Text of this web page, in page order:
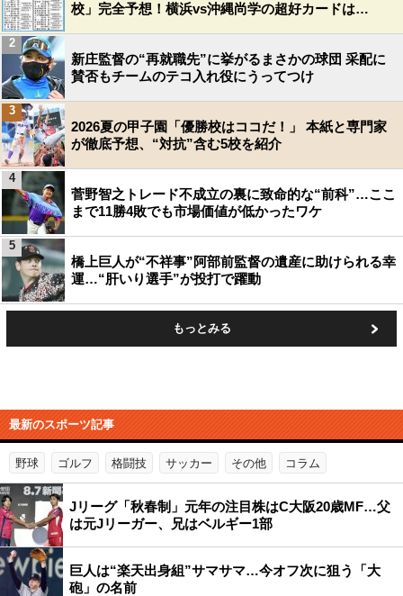
校」完全予想！横浜vs沖縄尚学の超好カードは…
新庄監督の“再就職先”に挙がるまさかの球団 采配に
賛否もチームのテコ入れ役にうってつけ
2
2026夏の甲子園「優勝校はココだ！」 本紙と専門家
が徹底予想、“対抗”含む5校を紹介
3
菅野智之トレード不成立の裏に致命的な“前科”…ここ
まで11勝4敗でも市場価値が低かったワケ
4
橋上巨人が“不祥事”阿部前監督の遺産に助けられる幸
運…“肝いり選手”が投打で躍動
5
もっとみる
最新のスポーツ記事
野球 ゴルフ 格闘技 サッカー その他 コラム
Jリーグ「秋春制」元年の注目株はC大阪20歳MF…父
は元Jリーガー、兄はベルギー1部
巨人は“楽天出身組”サマサマ…今オフ次に狙う「大
砲」の名前